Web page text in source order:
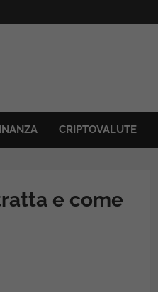
CRIPTOVALUTE
e come